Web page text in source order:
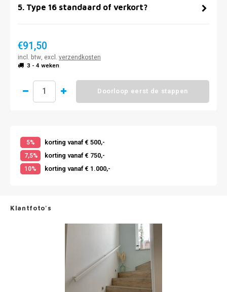
5. Type 16 standaard of verkort?
€91,50
incl. btw, excl. verzendkosten
3 - 4 weken
Doorloop eerst de stappen
5% korting vanaf € 500,-
7,5% korting vanaf € 750,-
10% korting vanaf € 1.000,-
Klantfoto's